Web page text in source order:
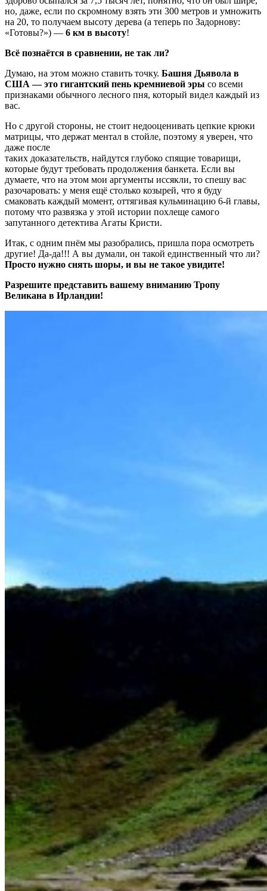
но, даже, если по скромному взять эти 300 метров и умножить
на 20, то получаем высоту дерева (а теперь по Задорнову:
«Готовы?») — 6 км в высоту!
Всё познаётся в сравнении, не так ли?
Думаю, на этом можно ставить точку. Башня Дьявола в
США — это гигантский пень кремниевой эры со всеми
признаками обычного лесного пня, который видел каждый из
вас.
Но с другой стороны, не стоит недооценивать цепкие крюки
матрицы, что держат ментал в стойле, поэтому я уверен, что
даже после
таких доказательств, найдутся глубоко спящие товарищи,
которые будут требовать продолжения банкета. Если вы
думаете, что на этом мои аргументы иссякли, то спешу вас
разочаровать: у меня ещё столько козырей, что я буду
смаковать каждый момент, оттягивая кульминацию 6-й главы,
потому что развязка у этой истории похлеще самого
запутанного детектива Агаты Кристи.
Итак, с одним пнём мы разобрались, пришла пора осмотреть
другие! Да-да!!! А вы думали, он такой единственный что ли?
Просто нужно снять шоры, и вы не такое увидите!
Разрешите представить вашему вниманию Тропу
Великана в Ирландии!